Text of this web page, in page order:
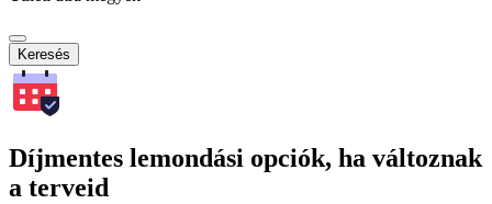
Keresés
Díjmentes lemondási opciók, ha változnak
a terveid